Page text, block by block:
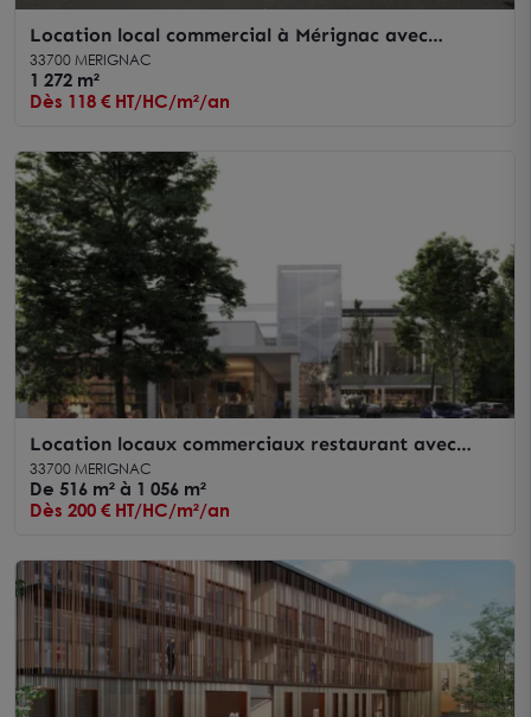
Location local commercial à Mérignac avec
visibilité sur un axe passant
33700 MERIGNAC
1 272 m²
Dès 118 € HT/HC/m²/an
Location locaux commerciaux restaurant avec
rooftop et terrasses à Mérignac
33700 MERIGNAC
De 516 m² à 1 056 m²
Dès 200 € HT/HC/m²/an